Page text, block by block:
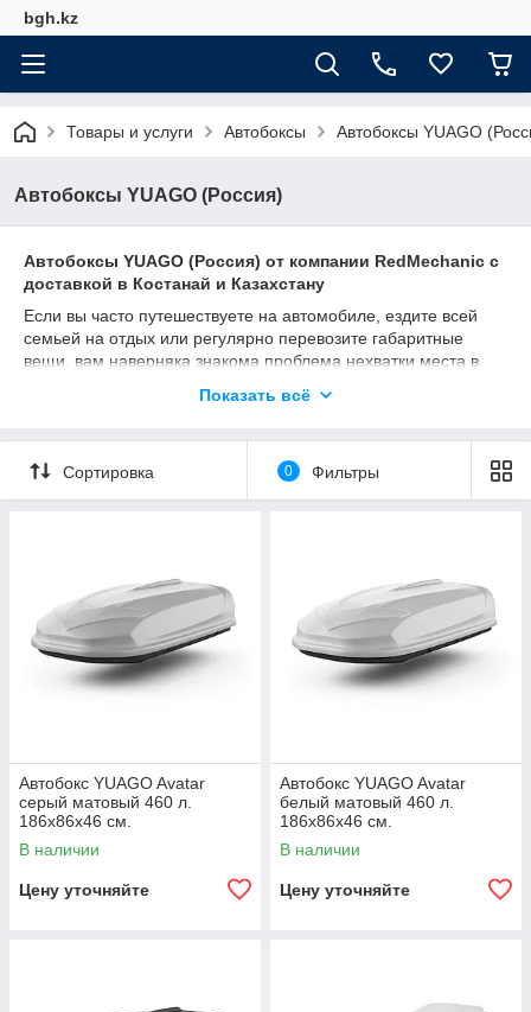
bgh.kz
Товары и услуги Автобоксы Автобоксы YUAGO
Автобоксы YUAGO (Россия)
Автобоксы YUAGO (Россия) от компании RedMechanic с
доставкой в Костанай и Казахстану
Если вы часто путешествуете на автомобиле, ездите всей
семьей на отдых или регулярно перевозите габаритные
вещи, вам наверняка знакома проблема нехватки места в
(Россия), который значительно увеличит полезное
Компания
предлагает широкий выбор
оригинальных автобоксов YUAGO с доставкой в Костанай и
по всему Казахстану. Эти багажные боксы отличаются
качества, что делает её отличным выбором для
автомобилистов, ценящих удобство и долговечность.
Показать всё
Сортировка 0 Фильтры
Автобокс YUAGO Avatar
серый матовый 460 л.
186х86х46 см.
В наличии
Цену уточняйте
Автобокс YUAGO Avatar
белый матовый 460 л.
186х86х46 см.
В наличии
Цену уточняйте